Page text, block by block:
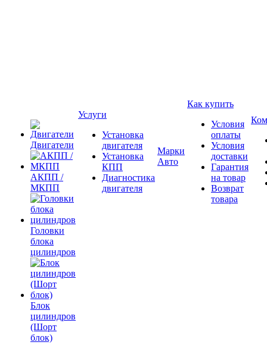
Двигатели
АКПП /
МКПП
Головки
блока
цилиндров
Блок
цилиндров
(Шорт
блок)
Услуги
Установка
двигателя
Установка
КПП
Диагностика
двигателя
Марки
Авто
Как купить
Условия
оплаты
Условия
доставки
Гарантия
на товар
Возврат
товара